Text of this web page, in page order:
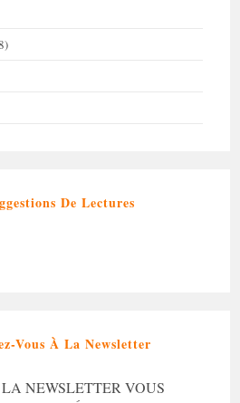
De Lectures
Vous À La Newsletter
NEWSLETTER VOUS